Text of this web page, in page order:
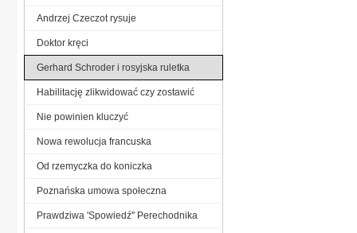
Andrzej Czeczot rysuje
Doktor kręci
Gerhard Schroder i rosyjska ruletka
Habilitację zlikwidować czy zostawić
Nie powinien kluczyć
Nowa rewolucja francuska
Od rzemyczka do koniczka
Poznańska umowa społeczna
Prawdziwa 'Spowiedź'' Perechodnika